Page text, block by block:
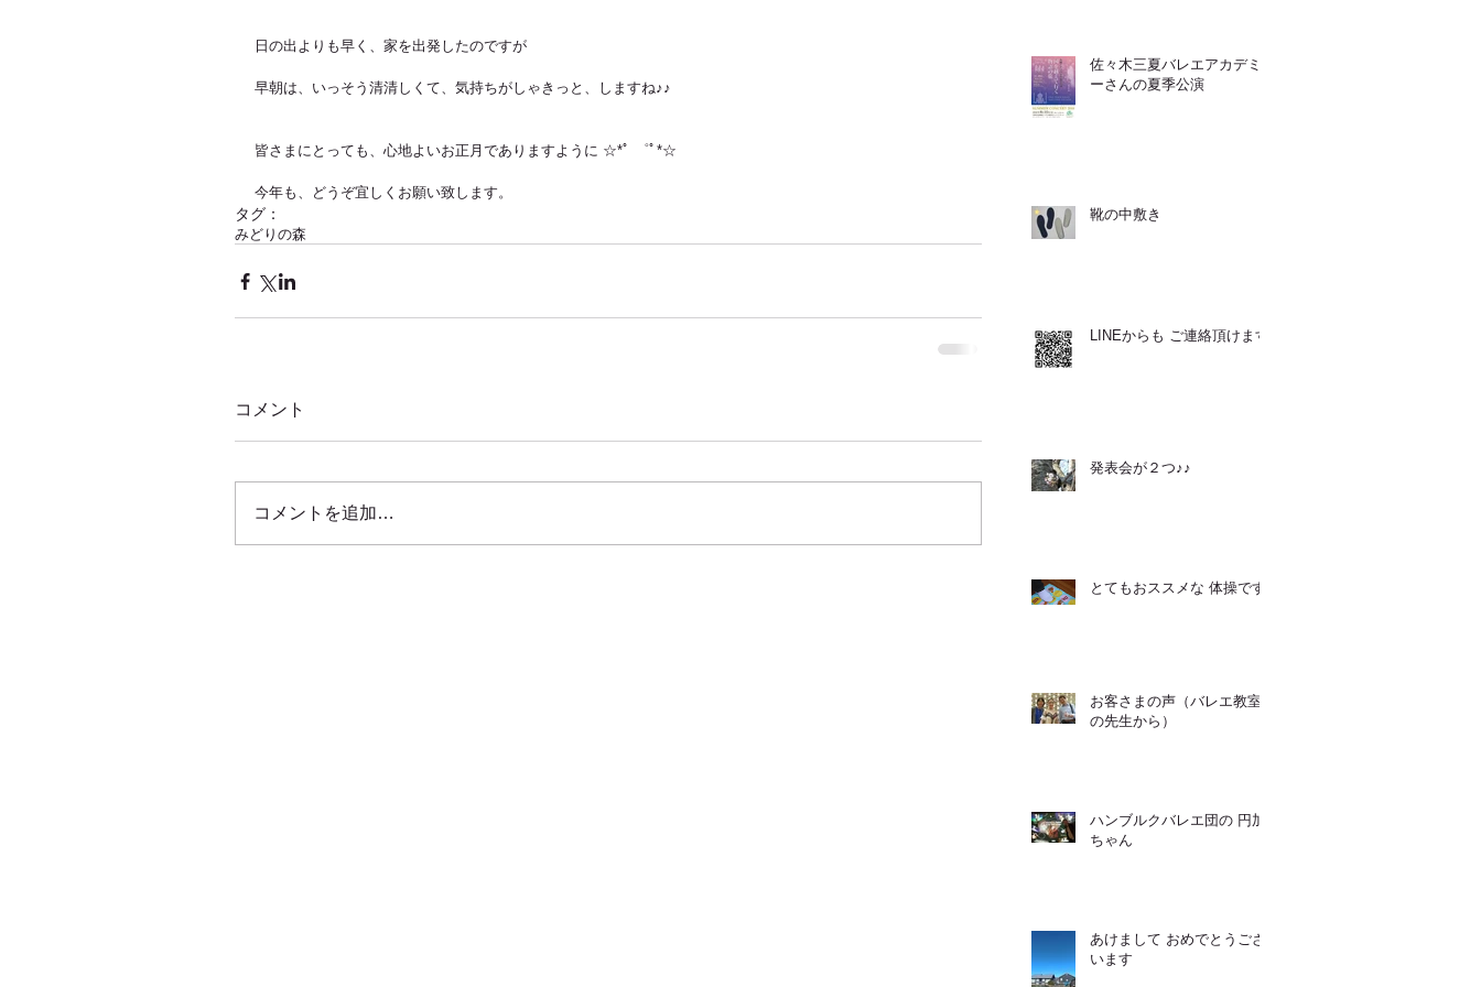
日の出よりも早く、家を出発したのですが
早朝は、いっそう清清しくて、気持ちがしゃきっと、しますね♪♪
皆さまにとっても、心地よいお正月でありますように ☆*ﾟ ゜ﾟ*☆
今年も、どうぞ宜しくお願い致します。
タグ：
みどりの森
コメント
コメントを追加…
佐々木三夏バレエアカデミ
ーさんの夏季公演
靴の中敷き
LINEからも ご連絡頂けます
発表会が２つ♪♪
とてもおススメな 体操です
お客さまの声（バレエ教室
の先生から）
ハンブルクバレエ団の 円加
ちゃん
あけまして おめでとうござ
います